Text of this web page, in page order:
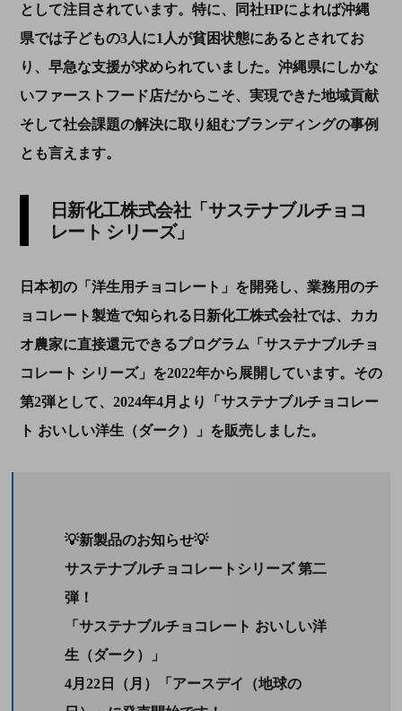
として注目されています。特に、同社HPによれば沖縄
県では子どもの3人に1 人が貧困状態にあるとされてお
り、早急な支援が求められていました。沖縄県にしかな
いファーストフード店だからこそ、実現できた地域貢献
そして社会課題の解決に取り組むブランディングの事例
とも言えます。
日新化工株式会社「サステナブルチョコ
レート シリーズ」
日本初の「洋生用チョコレート」を開発し、業務用のチ
ョコレート製造で知られる日新化工株式会社では、カカ
オ農家に直接還元できるプログラム「サステナブルチョ
コレート シリーズ」を2022年から展開しています。その
第2弾として、 2024年4月より「サステナブルチョコレー
ト おいしい洋生（ダーク）」を販売しました。
💡新製品のお知らせ💡
サステナブルチョコレートシリーズ 第二
弾！
「サステナブルチョコレート おいしい洋
生（ダーク）」
4月22日（月）「アースデイ（地球の